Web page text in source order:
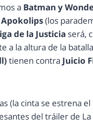
a Batman y
Apokolips(los
de la Justicia será,
a la altura de la
tienen contra Juicio
(la cinta se estrena
del tráiler de La